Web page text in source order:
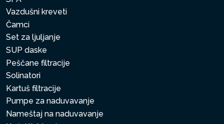
Vazdušni kreveti
Čamci
Set za ljuljanje
SUP daske
Peščane filtracije
Solinatori
Kartuš filtracije
Pumpe za naduvavanje
Nameštaj na naduvavanje